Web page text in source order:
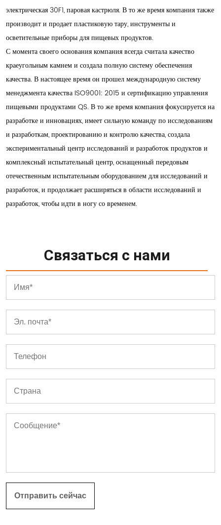
электрическая 30F1, паровая кастрюля. В то же время компания также
производит и продает пластиковую тару, инструменты и
осветительные приборы для пищевых продуктов.
С момента своего основания компания всегда считала качество
краеугольным камнем и создала полную систему обеспечения
качества. В настоящее время он прошел международную систему
менеджмента качества ISO9001: 2015 и сертификацию управления
пищевыми продуктами QS. В то же время компания фокусируется на
разработке и инновациях, имеет сильную команду по исследованиям
и разработкам, проектированию и контролю качества, создала
экспериментальный центр исследований и разработок продуктов и
комплексный испытательный центр, оснащенный передовым
отечественным испытательным оборудованием для исследований и
разработок, и продолжает расширяться в области исследований и
разработок, чтобы идти в ногу со временем.
Связаться с нами